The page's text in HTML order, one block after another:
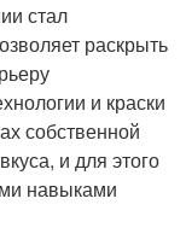
стал
раскрыть
и краски
собственной
и для этого
навыками